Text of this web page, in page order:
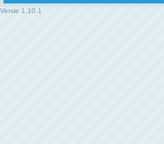
Versie 1.10.1